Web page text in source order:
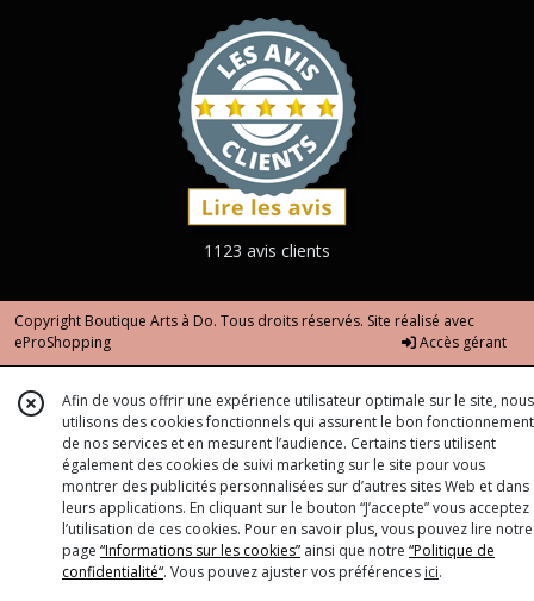
1123 avis clients
Copyright Boutique Arts à Do. Tous droits réservés. Site réalisé avec
eProShopping
Accès gérant
Afin de vous offrir une expérience utilisateur optimale sur le site, nous
utilisons des cookies fonctionnels qui assurent le bon fonctionnement
de nos services et en mesurent l’audience. Certains tiers utilisent
également des cookies de suivi marketing sur le site pour vous
montrer des publicités personnalisées sur d’autres sites Web et dans
leurs applications. En cliquant sur le bouton “J’accepte” vous acceptez
l’utilisation de ces cookies. Pour en savoir plus, vous pouvez lire notre
page “Informations sur les cookies” ainsi que notre “Politique de
confidentialité“. Vous pouvez ajuster vos préférences ici.